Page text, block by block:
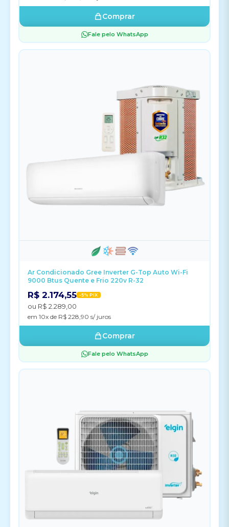
Comprar
Fale pelo WhatsApp
Ar Condicionado Gree Inverter G-Top Auto Wi-Fi
9000 Btus Quente e Frio 220v R-32
R$ 2.174,55 -5% PIX
ou R$ 2.289,00
em 10x de R$ 228,90 s/ juros
Comprar
Fale pelo WhatsApp